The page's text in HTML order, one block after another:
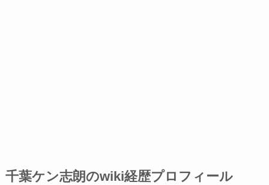
千葉ケン志朗のwiki経歴プロフィール